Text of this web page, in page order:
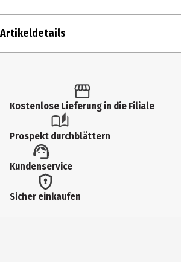
Artikeldetails
Produkttyp
Fußball und Fußballzubehör
Altersempfehlung ab
3 Jahre
Altersempfehlung bis
Kostenlose Lieferung in die Filiale
Prospekt durchblättern
Kundenservice
Sicher einkaufen